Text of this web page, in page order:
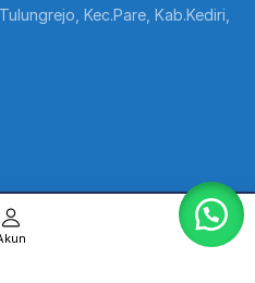
Kec.Pare, Kab.Kediri,
Rights Reserved